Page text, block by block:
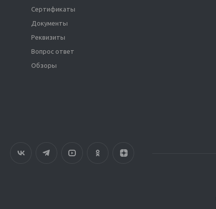
Сертификаты
Документы
Реквизиты
Вопрос ответ
Обзоры